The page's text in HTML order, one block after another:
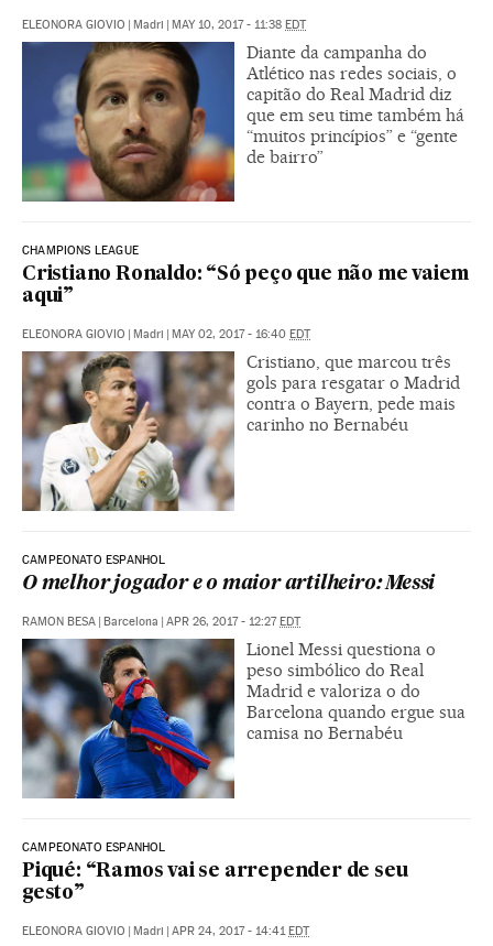
ELEONORA GIOVIO | Madri | MAY 10, 2017 - 11:38 EDT
Diante da campanha do
Atlético nas redes sociais, o
capitão do Real Madrid diz
que em seu time também há
“muitos princípios” e “gente
de bairro”
CHAMPIONS LEAGUE
Cristiano Ronaldo: “Só peço que não me vaiem
aqui”
ELEONORA GIOVIO | Madri | MAY 02, 2017 - 16:40 EDT
Cristiano, que marcou três
gols para resgatar o Madrid
contra o Bayern, pede mais
carinho no Bernabéu
CAMPEONATO ESPANHOL
O melhor jogador e o maior artilheiro: Messi
RAMON BESA | Barcelona | APR 26, 2017 - 12:27EDT
Lionel Messi questiona o
peso simbólico do Real
Madrid e valoriza o do
Barcelona quando ergue sua
camisa no Bernabéu
CAMPEONATO ESPANHOL
Piqué: “Ramos vai se arrepender de seu
gesto”
ELEONORA GIOVIO | Madri | APR 24, 2017 - 14:41 EDT